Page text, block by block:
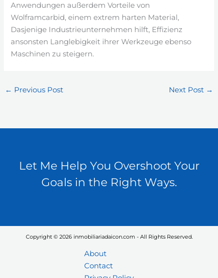
Anwendungen außerdem Vorteile von
Wolframcarbid, einem extrem harten Material,
Dasjenige Industrieunternehmen hilft, Effizienz
ansonsten Langlebigkeit ihrer Werkzeuge ebenso
Maschinen zu steigern.
← Previous Post Next Post →
Let Me Help You Overshoot Your
Goals in the Right Ways.
Copyright © 2026 inmobiliariadaicon.com - All Rights Reserved.
About
Contact